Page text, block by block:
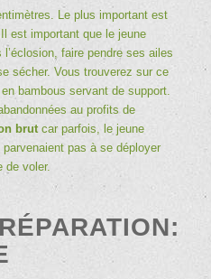
Le plus important est
est important que le jeune
faire pendre ses ailes
sécher. Vous trouverez sur ce
bambous servant de support.
au profits de
brutcar parfois, le jeune
pas à se déployer
de voler.